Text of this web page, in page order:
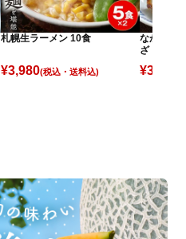
札幌生ラーメン 10食
¥3,980(税込)
なかしべ
ざ 24個
¥3,200